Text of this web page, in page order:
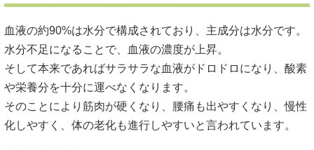
血液の約90%は水分で構成されており、主成分は水分です。
水分不足になることで、血液の濃度が上昇。
そして本来であればサラサラな血液がドロドロになり、酸素
や栄養分を十分に運べなくなります。
そのことにより筋肉が硬くなり、腰痛も出やすくなり、慢性
化しやすく、体の老化も進行しやすいと言われています。